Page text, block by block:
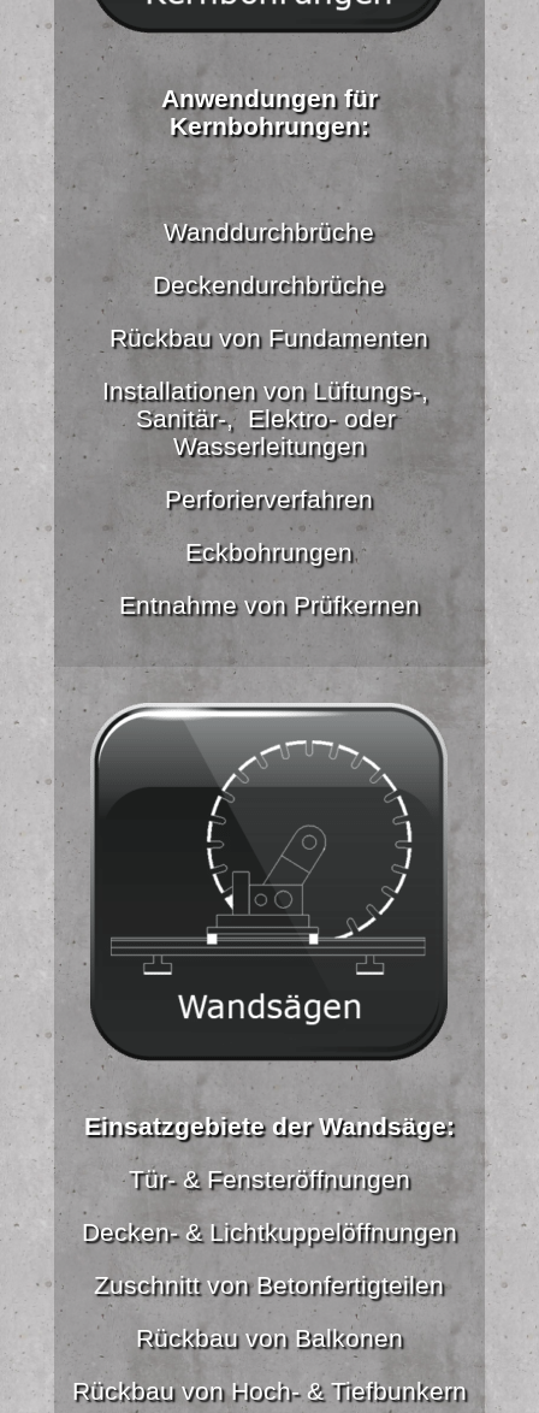
Anwendungen für
Kernbohrungen:
Wanddurchbrüche
Deckendurchbrüche
Rückbau von Fundamenten
Installationen von Lüftungs-,
Sanitär-, Elektro- oder
Wasserleitungen
Perforierverfahren
Eckbohrungen
Entnahme von Prüfkernen
Einsatzgebiete der Wandsäge:
Tür- & Fensteröffnungen
Decken- & Lichtkuppelöffnungen
Zuschnitt von Betonfertigteilen
Rückbau von Balkonen
Rückbau von Hoch- & Tiefbunkern